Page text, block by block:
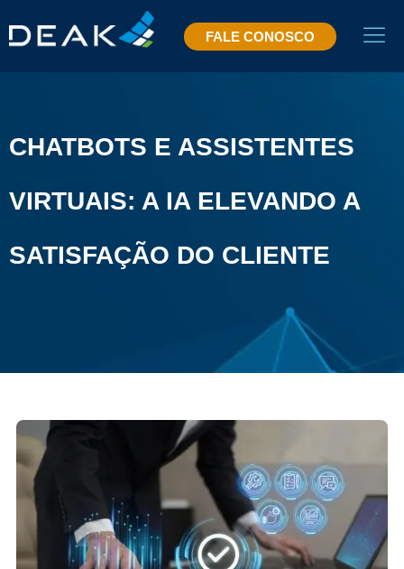
FALE CONOSCO
CHATBOTS E ASSISTENTES
VIRTUAIS: A IA ELEVANDO A
SATISFAÇÃO DO CLIENTE